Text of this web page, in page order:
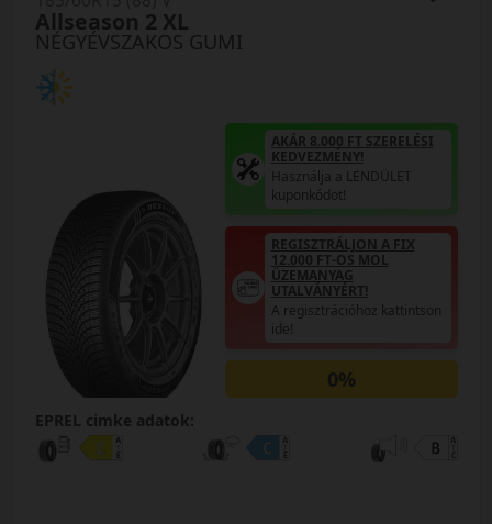
NÉGYÉVSZAKOS GUMI
Allseason 2 XL
AKÁR 8.000 FT SZERELÉSI
KEDVEZMÉNY!
Használja a LENDÜLET
kuponkódot!
REGISZTRÁLJON A FIX
12.000 FT-OS MOL
ÜZEMANYAG
UTALVÁNYÉRT!
A regisztrációhoz kattintson
ide!
0%
EPREL cimke adatok: